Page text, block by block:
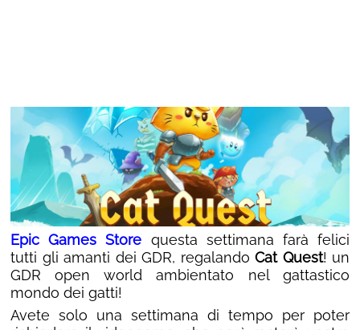
Epic Games Store questa settimana farà felici
tutti gli amanti dei GDR, regalando Cat Quest! un
GDR open world ambientato nel gattastico
mondo dei gatti!
Avete solo una settimana di tempo per poter